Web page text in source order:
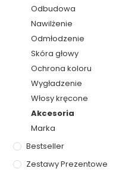
Odbudowa
Nawilżenie
Odmłodzenie
Skóra głowy
Ochrona koloru
Wygładzenie
Włosy kręcone
Akcesoria
Marka
Bestseller
Zestawy Prezentowe